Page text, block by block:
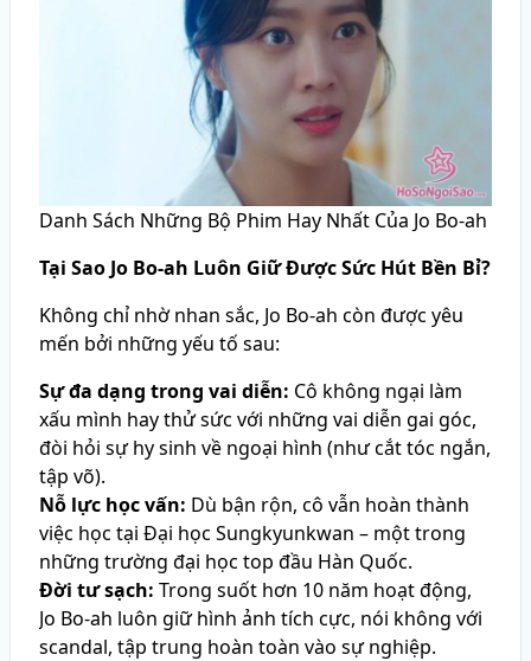
Danh Sách Những Bộ Phim Hay Nhất Của Jo Bo-ah
Tại Sao Jo Bo-ah Luôn Giữ Được Sức Hút Bền Bỉ?
Không chỉ nhờ nhan sắc, Jo Bo-ah còn được yêu
mến bởi những yếu tố sau:
Sự đa dạng trong vai diễn: Cô không ngại làm
xấu mình hay thử sức với những vai diễn gai góc,
đòi hỏi sự hy sinh về ngoại hình (như cắt tóc ngắn,
tập võ).
Nỗ lực học vấn: Dù bận rộn, cô vẫn hoàn thành
việc học tại Đại học Sungkyunkwan – một trong
những trường đại học top đầu Hàn Quốc.
Đời tư sạch: Trong suốt hơn 10 năm hoạt động,
Jo Bo-ah luôn giữ hình ảnh tích cực, nói không với
scandal, tập trung hoàn toàn vào sự nghiệp.